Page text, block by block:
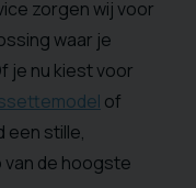
zorgen wij voor
waar je
je nu kiest voor
of
een stille,
de hoogste